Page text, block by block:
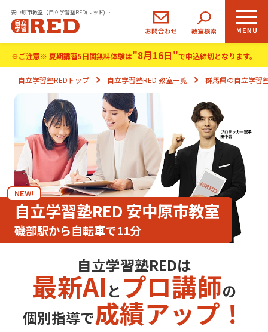
安中原市教室【自立学習塾RED(レッド)】｜小学生・中学生・高校生の学習塾
小学生
コース
中学生
コース
高校生
コース
REDの思い
自立学習とは
ご入塾のながれ
生徒さま・保護者さまの声
よくあるご質問
無料体験
受付中
無料体験後そのままのご入塾で
入塾金 12,100円 無料
※ご注意※ 夏期講習5日間無料体験は"8月16日"で申込締切となります。
自立学習塾REDトップ 自立学習塾RED 教室一覧 群馬県の自立学習
NEW!
自立学習塾RED 安中原市教室
磯部駅から自転車で11分
自立学習塾REDは
最新AI と プロ講師の
個別指導で成績アップ！